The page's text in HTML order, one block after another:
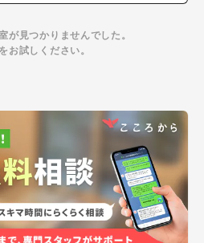
が見つかりませんでした。
お試しください。